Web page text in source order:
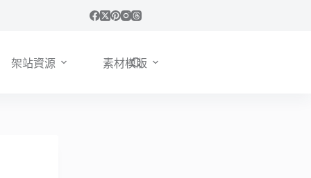
架站資源 素材模版